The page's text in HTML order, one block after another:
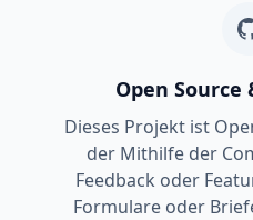
Open
Dieses Projekt ist
der Mithilfe der
Feedback oder
Formulare oder